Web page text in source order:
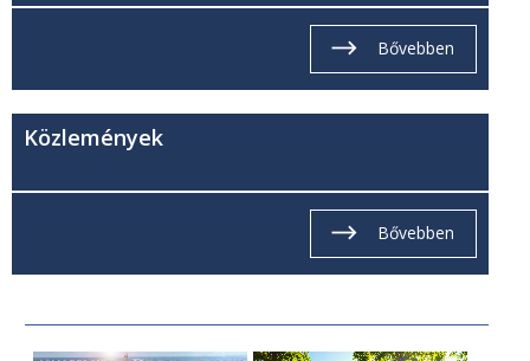
Bővebben
Közlemények
Bővebben